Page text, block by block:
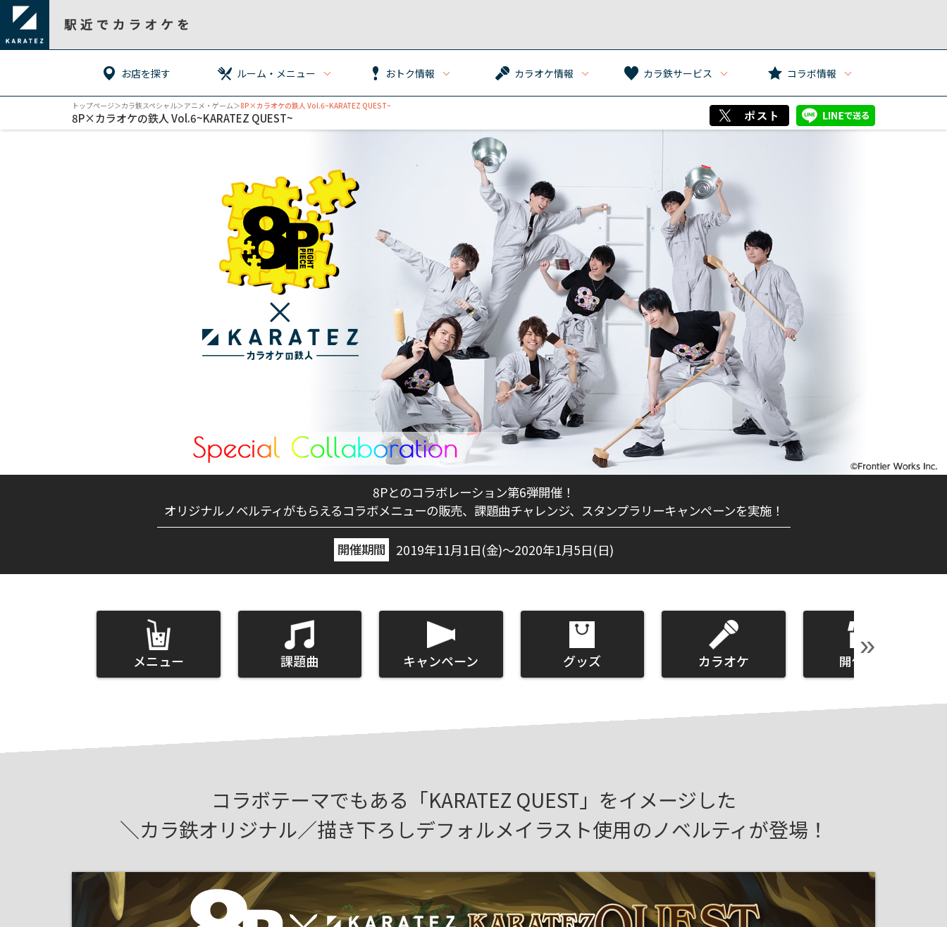
お店を探す ルーム・メニュー おトク情報 カラオケ情報 カラ鉄サービス コラボ情報
トップページ＞カラ鉄スペシャル＞アニメ・ゲーム＞8P×カラオケの鉄人 Vol.6~KARATEZ QUEST~
8P×カラオケの鉄人 Vol.6~KARATEZ QUEST~
8Pとのコラボレーション第6弾開催！
オリジナルノベルティがもらえるコラボメニューの販売、課題曲チャレンジ、スタンプラリーキャンペーンを実施！
開催期間 2019年11月1日(金)～2020年1月5日(日)
メニュー 課題曲 キャンペーン グッズ カラオケ 開催店舗
»
コラボテーマでもある「KARATEZ QUEST」をイメージした
＼カラ鉄オリジナル／描き下ろしデフォルメイラスト使用のノベルティが登場！